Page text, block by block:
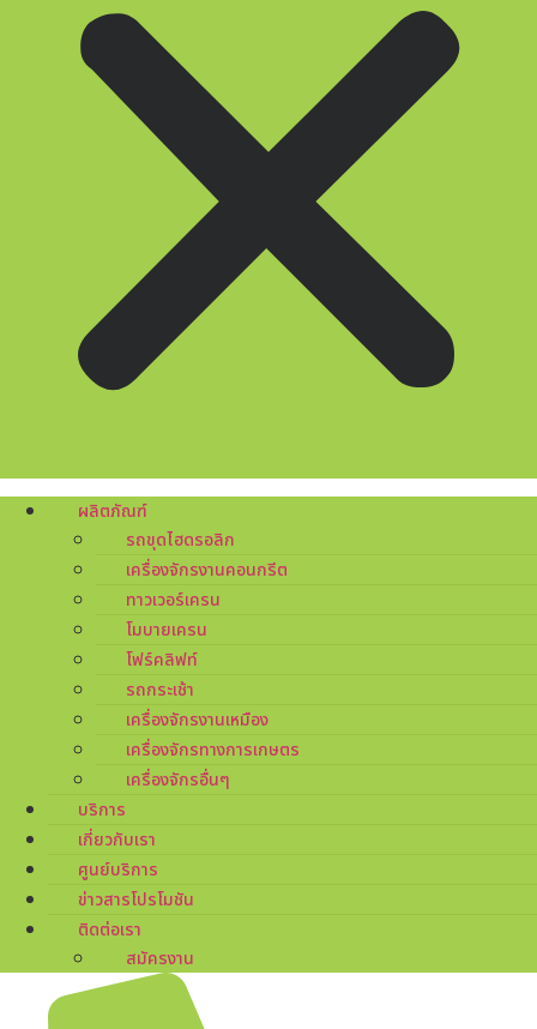
ผลิตภัณฑ์
รถขุดไฮดรอลิก
เครื่องจักรงานคอนกรีต
ทาวเวอร์เครน
โมบายเครน
โฟร์คลิฟท์
รถกระเช้า
เครื่องจักรงานเหมือง
เครื่องจักรทางการเกษตร
เครื่องจักรอื่นๆ
บริการ
เกี่ยวกับเรา
ศูนย์บริการ
ข่าวสารโปรโมชัน
ติดต่อเรา
สมัครงาน